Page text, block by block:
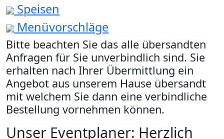
Speisen
Menüvorschläge
Bitte beachten Sie das alle übersandten
Anfragen für Sie unverbindlich sind. Sie
erhalten nach Ihrer Übermittlung ein
Angebot aus unserem Hause übersandt
mit welchem Sie dann eine verbindliche
Bestellung vornehmen können.
Unser Eventplaner: Herzlich